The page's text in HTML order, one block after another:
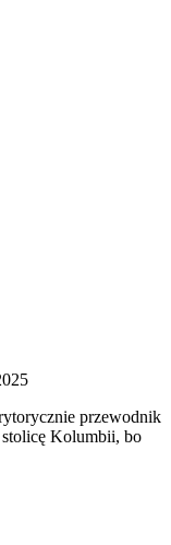
przewodnik
Kolumbii, bo